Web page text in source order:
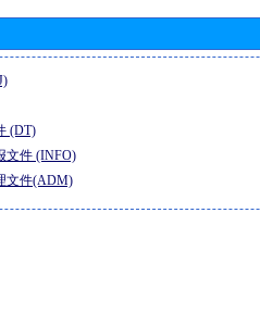
(DT)
文件 (INFO)
文件(ADM)